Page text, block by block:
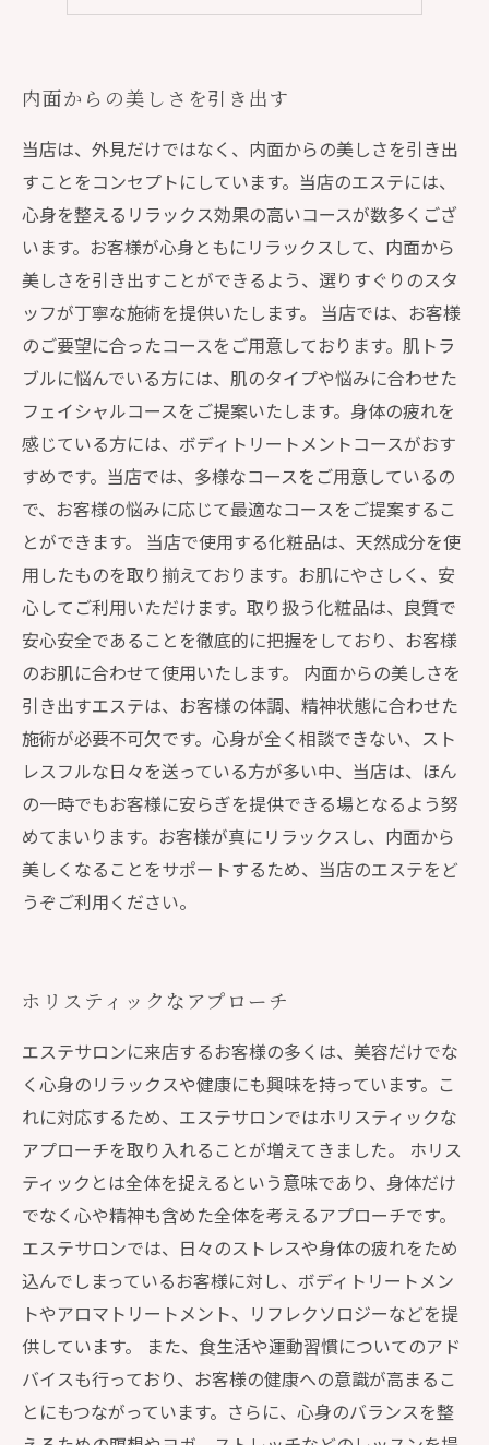
内面からの美しさを引き出す
当店は、外見だけではなく、内面からの美しさを引き出
すことをコンセプトにしています。当店のエステには、
心身を整えるリラックス効果の高いコースが数多くござ
います。お客様が心身ともにリラックスして、内面から
美しさを引き出すことができるよう、選りすぐりのスタ
ッフが丁寧な施術を提供いたします。 当店では、お客様
のご要望に合ったコースをご用意しております。肌トラ
ブルに悩んでいる方には、肌のタイプや悩みに合わせた
フェイシャルコースをご提案いたします。身体の疲れを
感じている方には、ボディトリートメントコースがおす
すめです。当店では、多様なコースをご用意しているの
で、お客様の悩みに応じて最適なコースをご提案するこ
とができます。 当店で使用する化粧品は、天然成分を使
用したものを取り揃えております。お肌にやさしく、安
心してご利用いただけます。取り扱う化粧品は、良質で
安心安全であることを徹底的に把握をしており、お客様
のお肌に合わせて使用いたします。 内面からの美しさを
引き出すエステは、お客様の体調、精神状態に合わせた
施術が必要不可欠です。心身が全く相談できない、スト
レスフルな日々を送っている方が多い中、当店は、ほん
の一時でもお客様に安らぎを提供できる場となるよう努
めてまいります。お客様が真にリラックスし、内面から
美しくなることをサポートするため、当店のエステをど
うぞご利用ください。
ホリスティックなアプローチ
エステサロンに来店するお客様の多くは、美容だけでな
く心身のリラックスや健康にも興味を持っています。こ
れに対応するため、エステサロンではホリスティックな
アプローチを取り入れることが増えてきました。 ホリス
ティックとは全体を捉えるという意味であり、身体だけ
でなく心や精神も含めた全体を考えるアプローチです。
エステサロンでは、日々のストレスや身体の疲れをため
込んでしまっているお客様に対し、ボディトリートメン
トやアロマトリートメント、リフレクソロジーなどを提
供しています。 また、食生活や運動習慣についてのアド
バイスも行っており、お客様の健康への意識が高まるこ
とにもつながっています。さらに、心身のバランスを整